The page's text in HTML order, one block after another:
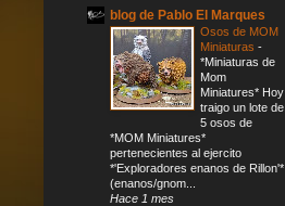
blog de Pablo El Marques
Osos de MOM
Miniaturas -
*Miniaturas de
Mom
Miniatures* Hoy
traigo un lote de
5 osos de
*MOM Miniatures*
pertenecientes al ejercito
*'Exploradores enanos de Rillon'*
(enanos/gnom...
Hace 1 mes